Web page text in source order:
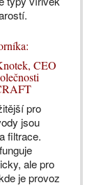
CEO
pro
jsou
filtrace.
ale pro
je provoz